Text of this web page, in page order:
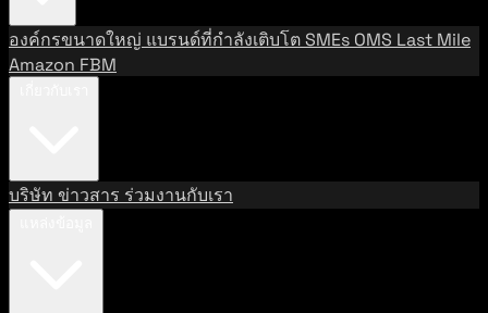
องค์กรขนาดใหญ่ แบรนด์ที่กำลังเติบโตSMEs OMS Last Mile
Amazon FBM
บริษัท ข่าวสาร ร่วมงานกับเรา